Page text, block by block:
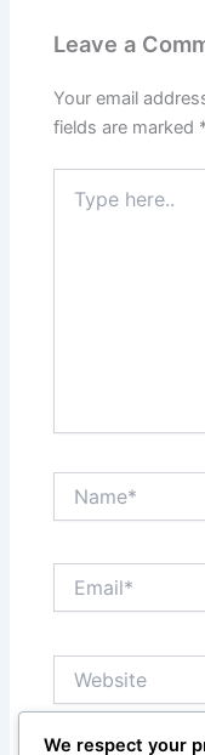
Leave a
Your email
fields are marked
here..
We respect your